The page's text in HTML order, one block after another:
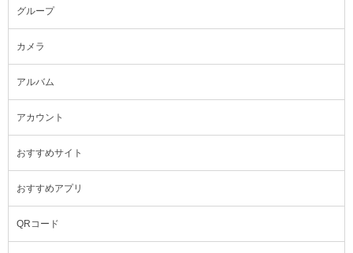
グループ
カメラ
アルバム
アカウント
おすすめサイト
おすすめアプリ
QRコード